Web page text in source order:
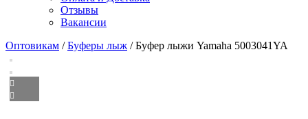
Отзывы
Вакансии
Оптовикам /Буферы лыж / Буфер лыжи Yamaha 5003041YA